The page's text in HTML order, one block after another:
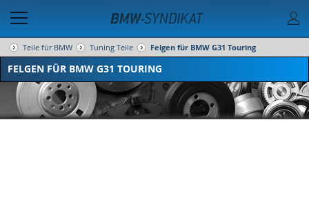
Teile für BMW Tuning Teile Felgen für BMW G31 Touring
FELGEN FÜR BMW G31 TOURING